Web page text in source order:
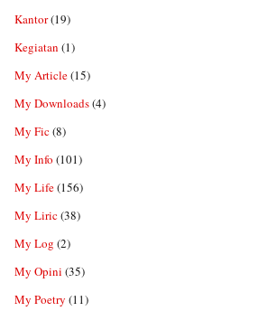
Kantor(19)
Kegiatan (1)
My Article(15)
My Downloads(4)
My Fic(8)
My Info (101)
My Life(156)
My Liric(38)
My Log (2)
My Opini (35)
My Poetry (11)